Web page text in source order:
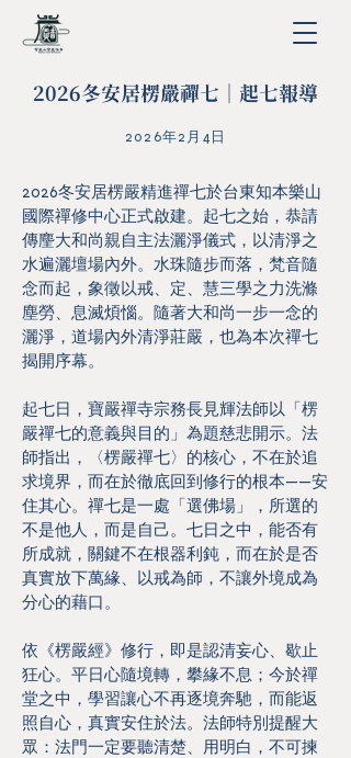
2026冬安居楞嚴禪七｜起七報導
2026年2月4日
2026冬安居楞嚴精進禪七於台東知本樂山
國際禪修中心正式啟建。起七之始，恭請
傳麈大和尚親自主法灑淨儀式，以清淨之
水遍灑壇場內外。水珠隨步而落，梵音隨
念而起，象徵以戒、定、慧三學之力洗滌
塵勞、息滅煩惱。隨著大和尚一步一念的
灑淨，道場內外清淨莊嚴，也為本次禪七
揭開序幕。
起七日，寶嚴禪寺宗務長見輝法師以「楞
嚴禪七的意義與目的」為題慈悲開示。法
師指出，〈楞嚴禪七〉的核心，不在於追
求境界，而在於徹底回到修行的根本——安
住其心。禪七是一處「選佛場」，所選的
不是他人，而是自己。七日之中，能否有
所成就，關鍵不在根器利鈍，而在於是否
真實放下萬緣、以戒為師，不讓外境成為
分心的藉口。
依《楞嚴經》修行，即是認清妄心、歇止
狂心。平日心隨境轉，攀緣不息；今於禪
堂之中，學習讓心不再逐境奔馳，而能返
照自心，真實安住於法。法師特別提醒大
眾：法門一定要聽清楚、用明白，不可揀